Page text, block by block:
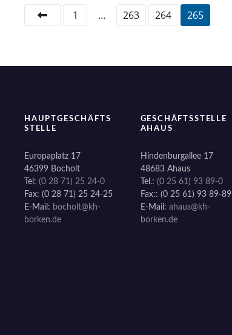
s
s
a
v
i
1 … 263 264 265
HAUPTGESCHÄFTS
STELLE
Europaplatz 17
46399 Bocholt
Tel:(0 28 71) 25 24-0
Fax: (0 28 71) 25 24-25
E-Mail: bocholt@kh-
borken.de
GESCHÄFTSSTELLE
AHAUS
Hindenburgallee 17
48683 Ahaus
Tel.: (0 25 61) 93 89-0
Fax:: (0 25 61) 93 89-89
E-Mail: ahaus@kh-
borken.de